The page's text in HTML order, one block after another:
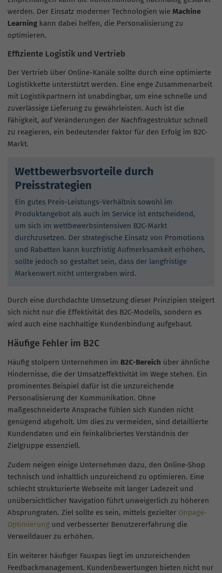
werden. Der Einsatz moderner Technologien wie Machine
Learning kann dabei helfen, die Personalisierung zu
optimieren.
Effiziente Logistik und Vertrieb
Der Vertrieb über Online-Kanäle sollte durch eine optimierte
Logistikkette unterstützt werden. Eine enge Zusammenarbeit
mit Logistikpartnern ist unabdingbar, um eine schnelle und
zuverlässige Lieferung zu gewährleisten. Auch ist die
Fähigkeit, auf Veränderungen der Nachfragestruktur schnell
zu reagieren, ein bedeutender Faktor für den Erfolg im B2C-
Markt.
Wettbewerbsvorteile durch
Preisstrategien
Ein gutes Preis-Leistungs-Verhältnis sowohl im
Produktangebot als auch im Service ist entscheidend,
um sich im wettbewerbsintensiven B2C-Markt
durchzusetzen. Der strategische Einsatz von Promotions
und Rabatten kann kurzfristig Aufmerksamkeit erhöhen,
sollte jedoch so gestaltet sein, dass der langfristige
Markenwert nicht untergraben wird.
Durch eine durchdachte Umsetzung dieser Prinzipien steigert
sich nicht nur die Effektivität des B2C-Modells, sondern es
wird auch eine nachhaltige Kundenbindung aufgebaut.
Häufige Fehler im B2C
Häufig stolpern Unternehmen im B2C-Bereich über ähnliche
Hindernisse, die der Umsatzeffektivität im Wege stehen. Ein
prominentes Beispiel dafür ist die unzureichende
Personalisierung der Kommunikation. Ohne
maßgeschneiderte Ansprache fühlen sich Kunden nicht
genügend abgeholt. Um dies zu vermeiden, sind detaillierte
Kundendaten und ein feinkalibriertes Verständnis der
Zielgruppe essenziell.
Zudem neigen einige Unternehmen dazu, den Online-Shop
technisch und inhaltlich unzureichend zu optimieren. Eine
schlecht strukturierte Webseite mit langer Ladezeit und
unübersichtlicher Navigation führt unweigerlich zu höheren
Absprungraten. Ziel sollte es sein, mittels gezielter Onpage-
Optimierung und verbesserter Benutzererfahrung die
Verweildauer zu erhöhen.
Ein weiterer häufiger Fauxpas liegt im unzureichenden
Feedbackmanagement. Kundenbewertungen bieten nicht nur